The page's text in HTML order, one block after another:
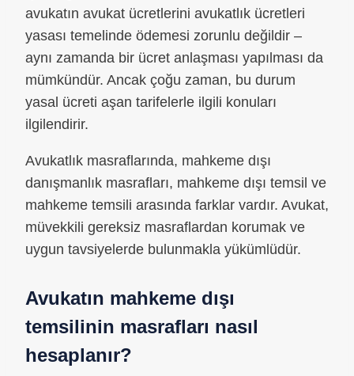
avukatın avukat ücretlerini avukatlık ücretleri
yasası temelinde ödemesi zorunlu değildir –
aynı zamanda bir ücret anlaşması yapılması da
mümkündür. Ancak çoğu zaman, bu durum
yasal ücreti aşan tarifelerle ilgili konuları
ilgilendirir.
Avukatlık masraflarında, mahkeme dışı
danışmanlık masrafları, mahkeme dışı temsil ve
mahkeme temsili arasında farklar vardır. Avukat,
müvekkili gereksiz masraflardan korumak ve
uygun tavsiyelerde bulunmakla yükümlüdür.
Avukatın mahkeme dışı
temsilinin masrafları nasıl
hesaplanır?